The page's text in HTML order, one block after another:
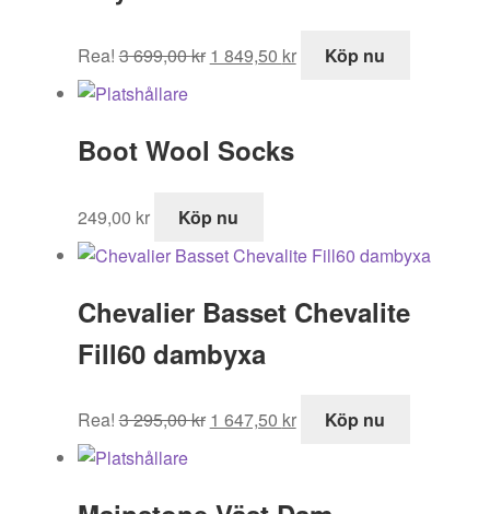
Rea! 3 699,00kr
ursprungliga
3
1 849,50 kr
nuvarande
Köp nu
Boot Wool Socks
249,00 kr Köp nu
Chevalier Basset Chevalite
Fill60 dambyxa
Rea! 3 295,00kr
ursprungliga
1 647,50 kr
nuvarande
Köp nu